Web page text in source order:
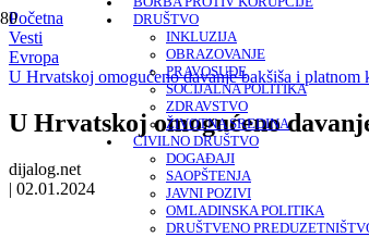
DRUŠTVO
INKLUZIJA
OBRAZOVANJE
PRAVOSUĐE
SOCIJALNA POLITIKA
ZDRAVSTVO
ŽIVOTNA SREDINA
CIVILNO DRUŠTVO
DOGAĐAJI
SAOPŠTENJA
JAVNI POZIVI
OMLADINSKA POLITIKA
DRUŠTVENO
Početna
Vesti
Evropa
U Hrvatskoj omogućeno davanje bakšiša i platnom
U Hrvatskoj omogućeno
dijalog.net
| 02.01.2024